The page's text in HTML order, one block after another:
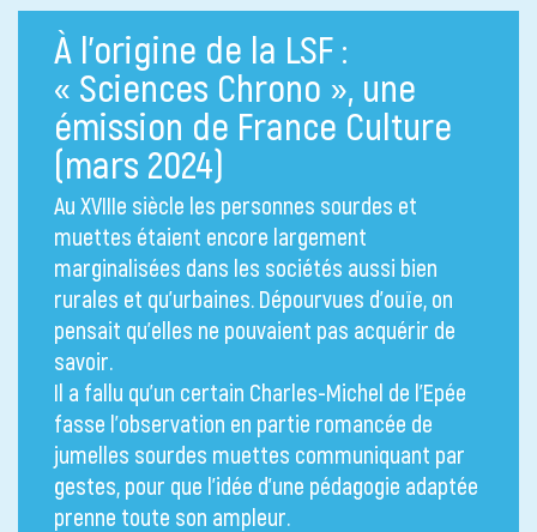
À l’origine de la LSF :
« Sciences Chrono », une
émission de France Culture
(mars 2024)
Au XVIIIe siècle les personnes sourdes et
muettes étaient encore largement
marginalisées dans les sociétés aussi bien
rurales et qu’urbaines. Dépourvues d’ouïe, on
pensait qu’elles ne pouvaient pas acquérir de
savoir.
Il a fallu qu’un certain Charles-Michel de l’Epée
fasse l’observation en partie romancée de
jumelles sourdes muettes communiquant par
gestes, pour que l’idée d’une pédagogie adaptée
prenne toute son ampleur.